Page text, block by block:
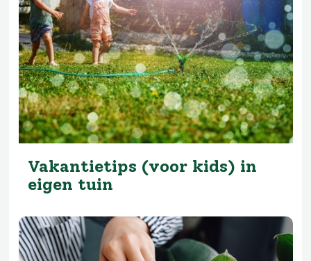
Vakantietips (voor kids) in
eigen tuin